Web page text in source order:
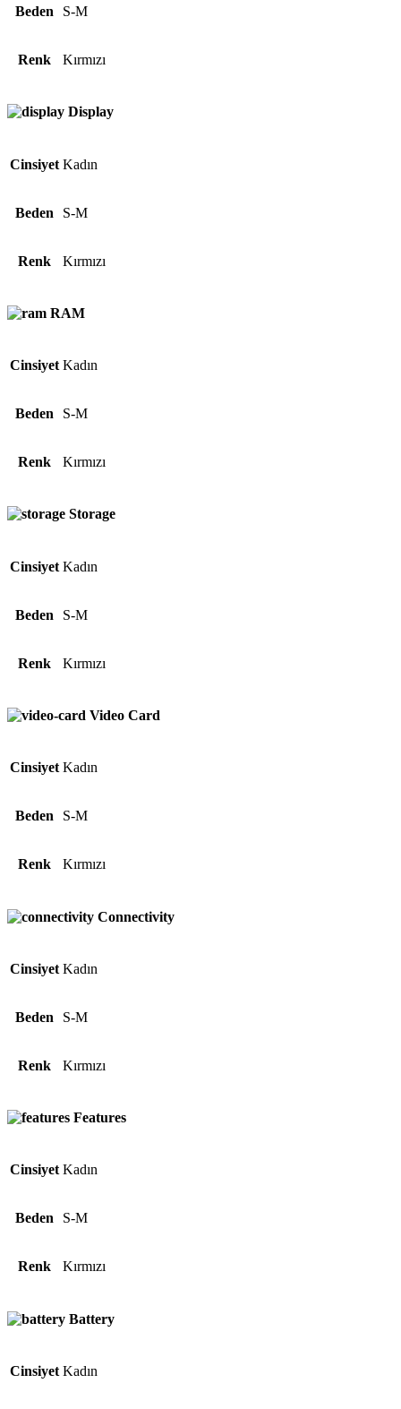
Beden S-M
Renk Kırmızı
Display
Cinsiyet Kadın
Beden S-M
Renk Kırmızı
RAM
Cinsiyet Kadın
Beden S-M
Renk Kırmızı
Storage
Cinsiyet Kadın
Beden S-M
Renk Kırmızı
Video Card
Cinsiyet Kadın
Beden S-M
Renk Kırmızı
Connectivity
Cinsiyet Kadın
Beden S-M
Renk Kırmızı
Features
Cinsiyet Kadın
Beden S-M
Renk Kırmızı
Battery
Cinsiyet Kadın